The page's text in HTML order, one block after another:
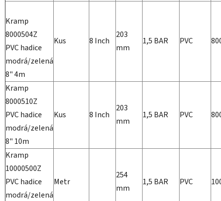
Kramp
8000504Z
PVC hadice
modrá/zelená
8" 4m
Kus 8 Inch
203
mm
1,5 BAR PVC
Kramp
8000510Z
PVC hadice
modrá/zelená
8" 10m
Kus 8 Inch
203
mm
1,5 BAR PVC
Kramp
10000500Z
PVC hadice
modrá/zelená
Metr
254
mm
1,5 BAR PVC